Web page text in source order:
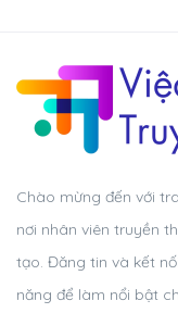
Chào mừng đến với
nơi nhân viên truyền
tạo. Đăng tin và kết
năng để làm nổi bật